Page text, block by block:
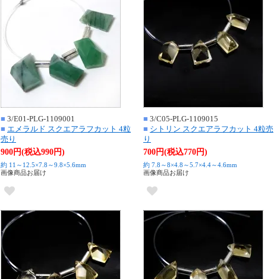
■ 3/E01-PLG-1109001
■ エメラルド スクエアラフカット 4粒
売り
900円(税込990円)
約 11～12.5×7.8～9.8×5.6mm
画像商品お届け
■ 3/C05-PLG-1109015
■ シトリン スクエアラフカット 4粒売
り
700円(税込770円)
約 7.8～8×4.8～5.7×4.4～4.6mm
画像商品お届け